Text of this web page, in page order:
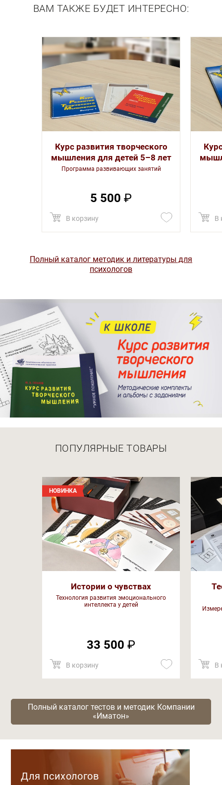
ВАМ ТАКЖЕ БУДЕТ ИНТЕРЕСНО:
Курс развития творческого
мышления для детей 5–8 лет
Программа развивающих занятий
5 500 ₽
В корзину В
Полный каталог методик и литературы для
психологов
ПОПУЛЯРНЫЕ ТОВАРЫ
НОВИНКА
Истории о чувствах
Технология развития эмоционального
интеллекта у детей
33 500 ₽
В корзину В
Полный каталог тестов и методик Компании
«Иматон»
Для психологов